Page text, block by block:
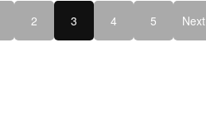
2 3 4 5 Next